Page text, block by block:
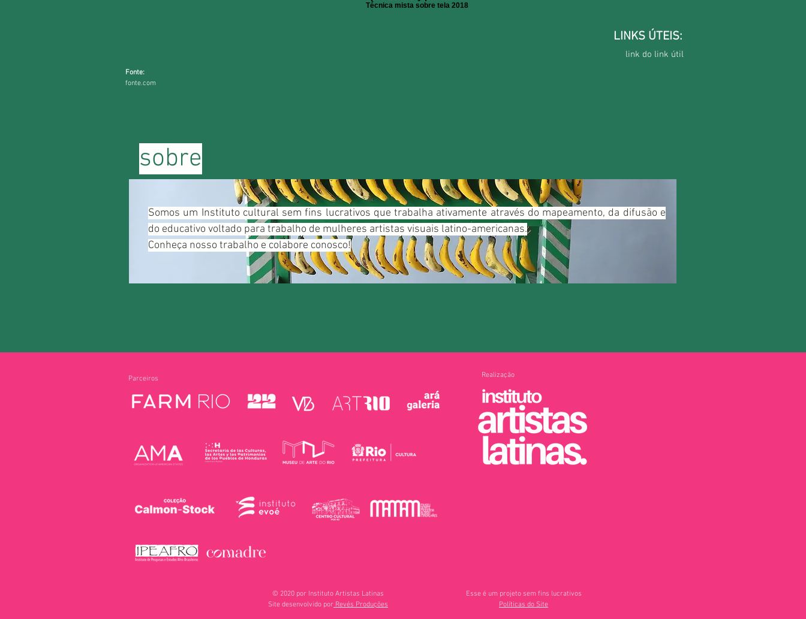
Técnica mista sobre tela 2018
LINKS ÚTEIS:
link do link útil
Fonte:
fonte.com
sobre
Somos um Instituto cultural sem fins lucrativos que trabalha ativamente através do mapeamento, da difusão e
do educativo voltado para trabalho de mulheres artistas visuais latino-americanas.
Conheça nosso trabalho e colabore conosco!
Parceiros Realização
© 2020 por Instituto Artistas Latinas
Site desenvolvido por Revés Produções
Esse é um projeto sem fins lucrativos
Políticas do Site